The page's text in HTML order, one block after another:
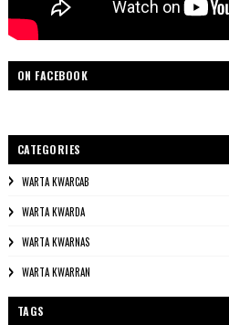
ON FACEBOOK
CATEGORIES
WARTA KWARCAB
WARTA KWARDA
WARTA KWARNAS
WARTA KWARRAN
TAGS